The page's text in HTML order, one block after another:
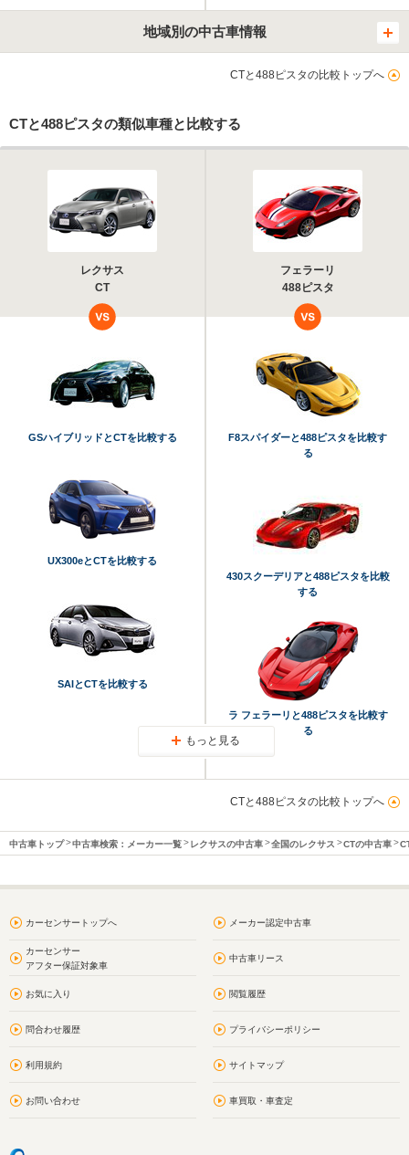
地域別の中古車情報
CTと488ピスタの比較トップへ
CTと488ピスタの類似車種と比較する
レクサス
CT
フェラーリ
488ピスタ
GSハイブリッドとCTを比較する
UX300eとCTを比較する
SAIとCTを比較する
F8スパイダーと488ピスタを比較す
る
430スクーデリアと488ピスタを比較
する
ラ フェラーリと488ピスタを比較す
る
もっと見る
CTと488ピスタの比較トップへ
中古車トップ 中古車検索：メーカー一覧 レクサスの中古車 全国のレクサス CTの中古車
カーセンサートップへ メーカー認定中古車
カーセンサー
アフター保証対象車
中古車リース
お気に入り 閲覧履歴
問合わせ履歴 プライバシーポリシー
利用規約 サイトマップ
お問い合わせ 車買取・車査定